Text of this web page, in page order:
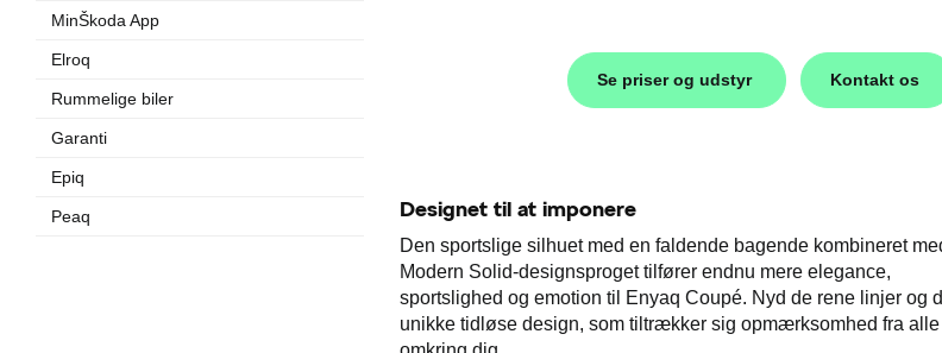
MinŠkoda App
Elroq
Rummelige biler
Garanti
Epiq
Peaq
Se priser og udstyr Kontakt os
Designet til at imponere
Den sportslige silhuet med en faldende bagende kombineret
Modern Solid-designsproget tilfører endnu mere elegance,
sportslighed og emotion til Enyaq Coupé. Nyd de rene linjer og
unikke tidløse design, som tiltrækker sig opmærksomhed fra alle